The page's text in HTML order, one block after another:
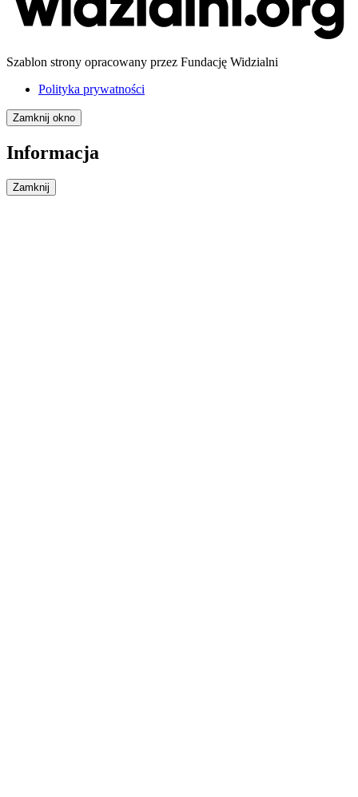
Szablon strony opracowany przez Fundację Widzialni
Polityka prywatności
Zamknij okno
Informacja
Zamknij